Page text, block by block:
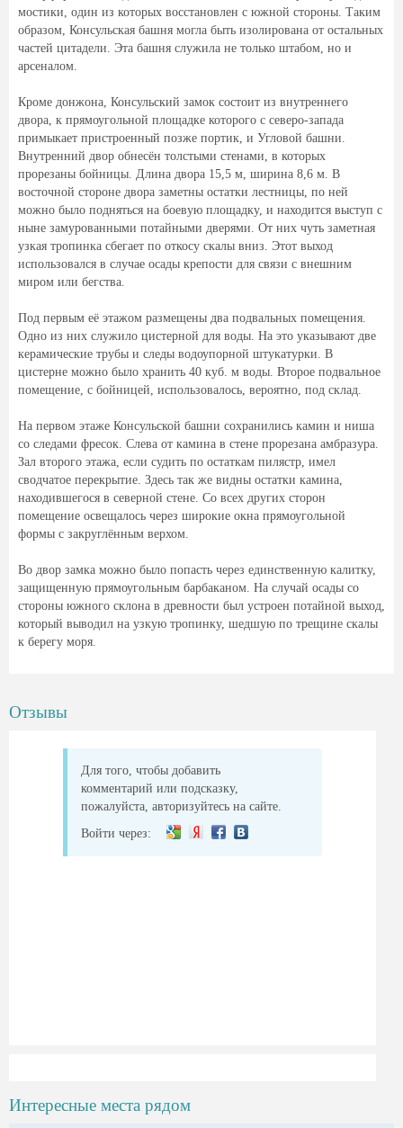
мостики, один из которых восстановлен с южной стороны. Таким
образом, Консульская башня могла быть изолирована от остальных
частей цитадели. Эта башня служила не только штабом, но и
арсеналом.
Кроме донжона, Консульский замок состоит из внутреннего
двора, к прямоугольной площадке которого с северо-запада
примыкает пристроенный позже портик, и Угловой башни.
Внутренний двор обнесён толстыми стенами, в которых
прорезаны бойницы. Длина двора 15,5 м, ширина 8,6 м. В
восточной стороне двора заметны остатки лестницы, по ней
можно было подняться на боевую площадку, и находится выступ с
ныне замурованными потайными дверями. От них чуть заметная
узкая тропинка сбегает по откосу скалы вниз. Этот выход
использовался в случае осады крепости для связи с внешним
миром или бегства.
Под первым её этажом размещены два подвальных помещения.
Одно из них служило цистерной для воды. На это указывают две
керамические трубы и следы водоупорной штукатурки. В
цистерне можно было хранить 40 куб. м воды. Второе подвальное
помещение, с бойницей, использовалось, вероятно, под склад.
На первом этаже Консульской башни сохранились камин и ниша
со следами фресок. Слева от камина в стене прорезана амбразура.
Зал второго этажа, если судить по остаткам пилястр, имел
сводчатое перекрытие. Здесь так же видны остатки камина,
находившегося в северной стене. Со всех других сторон
помещение освещалось через широкие окна прямоугольной
формы с закруглённым верхом.
Во двор замка можно было попасть через единственную калитку,
защищенную прямоугольным барбаканом. На случай осады со
стороны южного склона в древности был устроен потайной выход,
который выводил на узкую тропинку, шедшую по трещине скалы
к берегу моря.
Отзывы
Для того, чтобы добавить
комментарий или подсказку,
пожалуйста, авторизуйтесь на сайте.
Войти через:
Интересные места рядом